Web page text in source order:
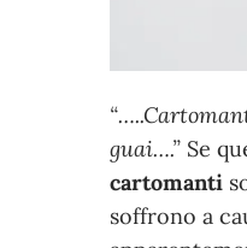
“
guai….” Se
cartomanti
soffrono a